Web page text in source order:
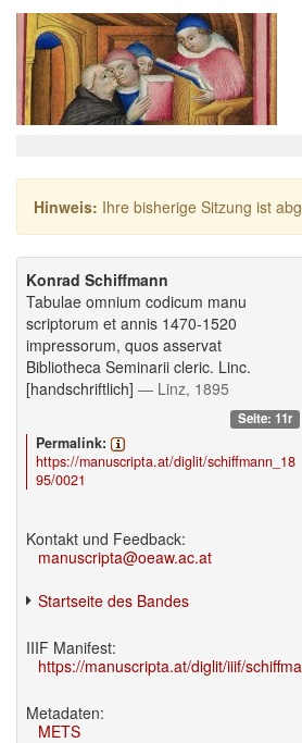
Hinweis: Ihre bisherige Sitzung ist
Konrad Schiffmann
Tabulae omnium codicum manu
scriptorum et annis 1470-1520
impressorum, quos asservat
Bibliotheca Seminarii cleric. Linc.
[handschriftlich] — Linz, 1895
Seite: 11r
Permalink:
https://manuscripta.at/diglit/schiffmann_18
95/0021
Kontakt und Feedback:
manuscripta@oeaw.ac.at
Startseite des Bandes
IIIF Manifest:
https://manuscripta.at/diglit/iiif/
Metadaten:
METS